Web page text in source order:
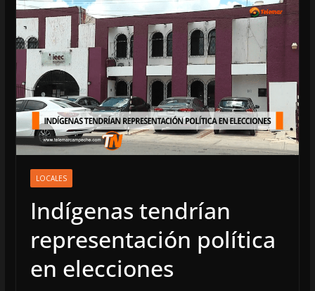
LOCALES
Indígenas tendrían
representación política
en elecciones